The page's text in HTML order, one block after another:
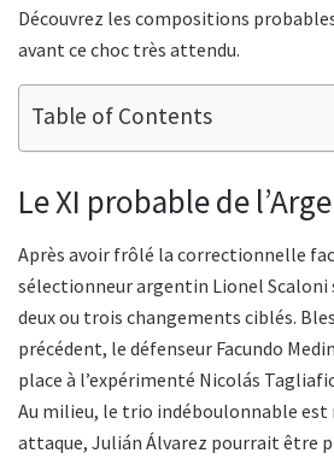
Découvrez les compositions
avant ce choc très attendu.
Table of Contents
Le XI probable de
Après avoir frôlé la correctionnelle
sélectionneur argentin Lionel Scaloni
deux ou trois changements ciblés.
précédent, le défenseur Facundo
place à l’expérimenté Nicolás
Au milieu, le trio indéboulonnable est
attaque, Julián Álvarez pourrait être